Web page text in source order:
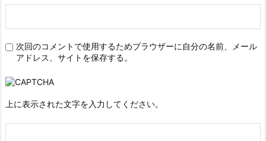
次回のコメントで使用するためブラウザーに自分の名前、メール
アドレス、サイトを保存する。
上に表示された文字を入力してください。